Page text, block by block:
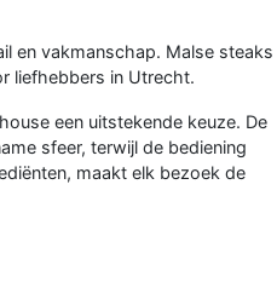
en vakmanschap. Malse steaks
liefhebbers in Utrecht.
een uitstekende keuze. De
sfeer, terwijl de bediening
maakt elk bezoek de